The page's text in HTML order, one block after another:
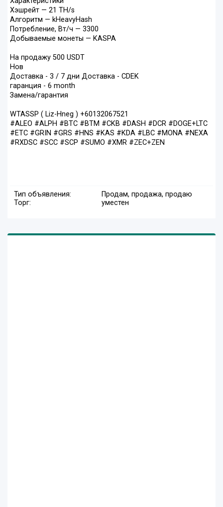
Хэшрейт — 21 TH/s
Алгоритм — kHeavyHash
Потребление, Вт/ч — 3300
Добываемые монеты — KASPA
На продажу 500 USDT
Нов
Доставка - 3 / 7 дни Доставка - CDEK
гаранция - 6 month
Замена/гарантия
WTASSP ( Liz-Hneg ) +60132067521
#ALEO #ALPH #BTC #BTM #CKB #DASH #DCR #DOGE+LTC
#ETC #GRIN #GRS #HNS #KAS #KDA #LBC #MONA #NEXA
#RXDSC #SCC #SCP #SUMO #XMR #ZEC+ZEN
Тип объявления:
Продам, продажа, продаю
Торг:
уместен